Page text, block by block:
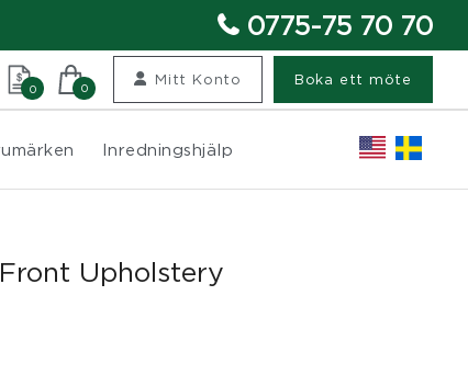
0775-75 70 70
0 0
Mitt Konto Boka ett möte
Inredningshjälp
Upholstery